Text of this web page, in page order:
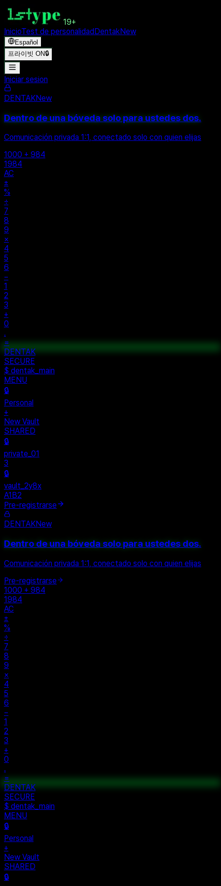
19+
InicioTest de personalidadDentakNew
Español
프라이빗 ON🔒
Iniciar sesion
DENTAKNew
Dentro de una bóveda solo para ustedes dos.
Comunicación privada 1:1, conectado solo con quien elijas
1000 + 984
1984
AC
±
%
÷
7
8
9
×
4
5
6
−
1
2
3
+
0
.
=
$ auth...
$ vault --ok
DENTAK
ACCESS OK
DENTAK
SECURE
$ dentak_main
MENU
🔒
Personal
+
New Vault
SHARED
🔒
private_01
3
🔒
vault_2y8x
Pre-registrarse
DENTAKNew
Dentro de una bóveda solo para ustedes dos.
Comunicación privada 1:1, conectado solo con quien elijas
Pre-registrarse
1000 + 984
1984
AC
±
%
÷
7
8
9
×
4
5
6
−
1
2
3
+
0
.
=
$ auth...
$ vault --ok
DENTAK
ACCESS OK
DENTAK
SECURE
$ dentak_main